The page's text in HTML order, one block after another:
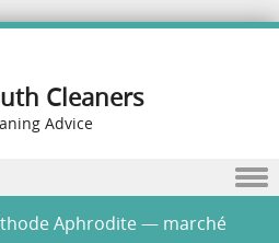
Cleaners
Advice
Aphrodite — marché